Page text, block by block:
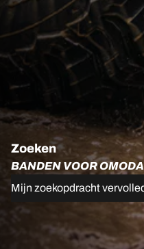
Zoeken
BANDEN VOOR OMODA
Mijn zoekopdracht